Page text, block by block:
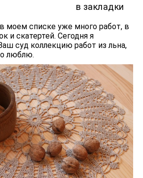
в закладки
моем списке уже много работ, в
и скатертей. Сегодня я
суд коллекцию работ из льна,
люблю.